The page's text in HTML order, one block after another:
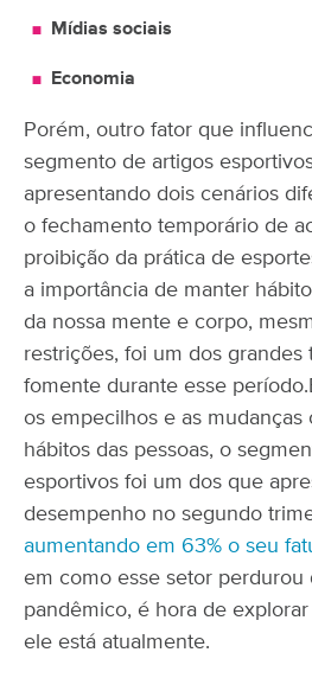
Mídias sociais
Economia
Porém, outro fator que
segmento de artigos
apresentando dois cenários
o fechamento temporário de
proibição da prática de
a importância de manter
da nossa mente e corpo,
restrições, foi um dos grandes
fomente durante esse período.
os empecilhos e as mudanças
hábitos das pessoas, o
esportivos foi um dos que
desempenho no segundo
aumentando em 63% o seu
em como esse setor perdurou
pandêmico, é hora de
ele está atualmente.